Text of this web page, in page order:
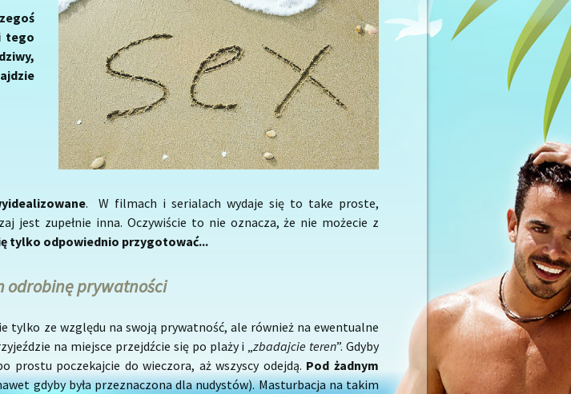
tego
. W filmach i serialach wydaje się to take proste,
jest zupełnie inna. Oczywiście to nie oznacza, że nie możecie z
tylko odpowiednio przygotować...
odrobinę prywatności
tylko ze względu na swoją prywatność, ale również na ewentualne
na miejsce przejdźcie się po plaży i „zbadajcie teren”. Gdyby
prostu poczekajcie do wieczora, aż wszyscy odejdą. Pod żadnym
gdyby była przeznaczona dla nudystów). Masturbacja na takim